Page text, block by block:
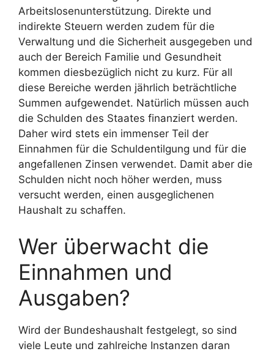
Arbeitslosenunterstützung. Direkte und
indirekte Steuern werden zudem für die
Verwaltung und die Sicherheit ausgegeben und
auch der Bereich Familie und Gesundheit
kommen diesbezüglich nicht zu kurz. Für all
diese Bereiche werden jährlich beträchtliche
Summen aufgewendet. Natürlich müssen auch
die Schulden des Staates finanziert werden.
Daher wird stets ein immenser Teil der
Einnahmen für die Schuldentilgung und für die
angefallenen Zinsen verwendet. Damit aber die
Schulden nicht noch höher werden, muss
versucht werden, einen ausgeglichenen
Haushalt zu schaffen.
Wer überwacht die
Einnahmen und
Ausgaben?
Wird der Bundeshaushalt festgelegt, so sind
viele Leute und zahlreiche Instanzen daran